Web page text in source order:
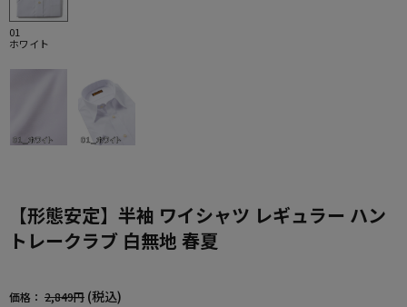
01
ホワイト
【形態安定】半袖 ワイシャツ レギュラー ハン
トレークラブ 白無地 春夏
価格： 2,849円 (税込)